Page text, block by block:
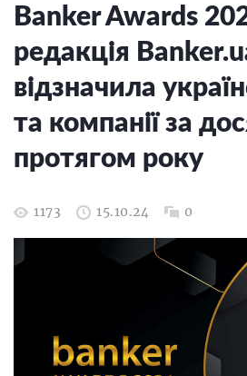
Banker Awards
редакція
відзначила
та компанії за
протягом року
1173 15.10.24 0